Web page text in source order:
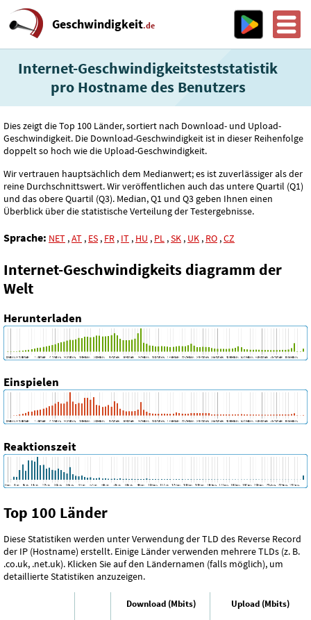
Geschwindigkeit.de
Internet-Geschwindigkeitsteststatistik
pro Hostname des Benutzers
Dies zeigt die Top 100 Länder, sortiert nach Download- und Upload-
Geschwindigkeit. Die Download-Geschwindigkeit ist in dieser Reihenfolge
doppelt so hoch wie die Upload-Geschwindigkeit.
Wir vertrauen hauptsächlich dem Medianwert; es ist zuverlässiger als der
reine Durchschnittswert. Wir veröffentlichen auch das untere Quartil (Q1)
und das obere Quartil (Q3). Median, Q1 und Q3 geben Ihnen einen
Überblick über die statistische Verteilung der Testergebnisse.
Sprache: NET ,AT , ES , FR , IT , HU , PL ,SK , UK , RO ,CZ
Internet-Geschwindigkeits diagramm der
Welt
Herunterladen
Einspielen
Reaktionszeit
Top 100 Länder
Diese Statistiken werden unter Verwendung der TLD des Reverse Record
der IP (Hostname) erstellt. Einige Länder verwenden mehrere TLDs (z. B.
.co.uk, .net.uk). Klicken Sie auf den Ländernamen (falls möglich), um
detaillierte Statistiken anzuzeigen.
Download (Mbits)
Upload (Mbits)